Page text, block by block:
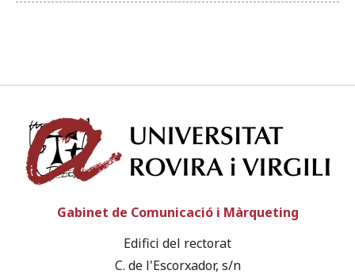
Gabinet de Comunicació i Màrqueting
Edifici del rectorat
C. de l'Escorxador, s/n